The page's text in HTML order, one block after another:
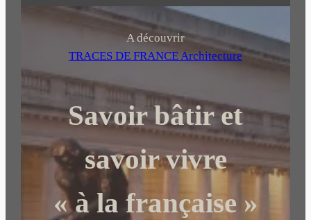
r
c
h
r
A découvrir
TRACES DE FRANCE Architecture
Savoir bâtir et
savoir vivre
« à la française »